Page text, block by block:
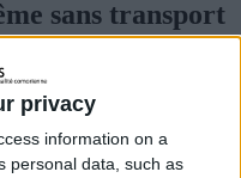
privacy
information on a
personal data, such as
sans transport
: la
Maarouf durcit
nationale
0